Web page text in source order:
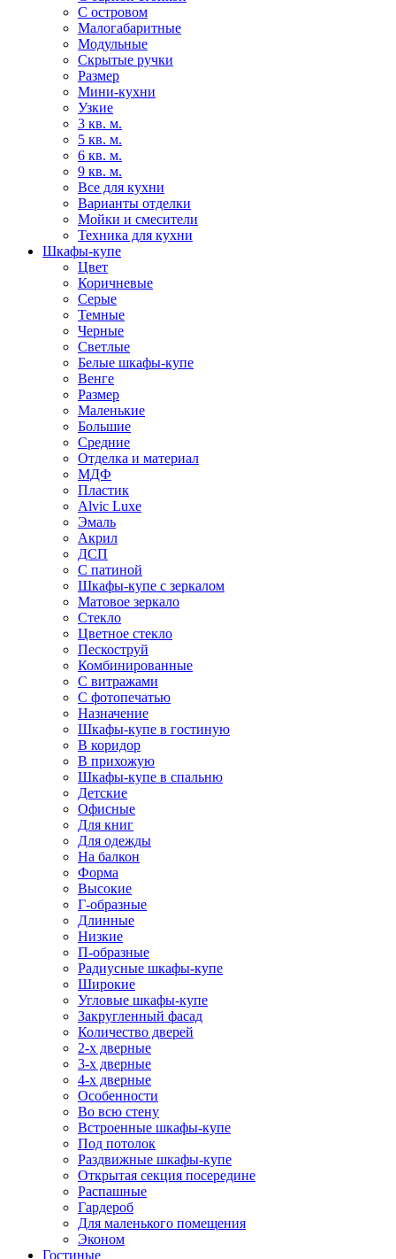
С островом
Малогабаритные
Модульные
Скрытые ручки
Размер
Мини-кухни
Узкие
3 кв. м.
5 кв. м.
6 кв. м.
9 кв. м.
Все для кухни
Варианты отделки
Мойки и смесители
Техника для кухни
Шкафы-купе
Цвет
Коричневые
Серые
Темные
Черные
Светлые
Белые шкафы-купе
Венге
Размер
Маленькие
Большие
Средние
Отделка и материал
МДФ
Пластик
Alvic Luxe
Эмаль
Акрил
ДСП
С патиной
Шкафы-купе с зеркалом
Матовое зеркало
Стекло
Цветное стекло
Пескоструй
Комбинированные
С витражами
С фотопечатью
Назначение
Шкафы-купе в гостиную
В коридор
В прихожую
Шкафы-купе в спальню
Детские
Офисные
Для книг
Для одежды
На балкон
Форма
Высокие
Г-образные
Длинные
Низкие
П-образные
Радиусные шкафы-купе
Широкие
Угловые шкафы-купе
Закругленный фасад
Количество дверей
2-х дверные
3-х дверные
4-х дверные
Особенности
Во всю стену
Встроенные шкафы-купе
Под потолок
Раздвижные шкафы-купе
Открытая секция посередине
Распашные
Гардероб
Для маленького помещения
Эконом
Гостиные